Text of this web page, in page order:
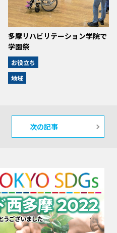
多摩リハビリテーション学院で
学園祭
お役立ち
地域
次の記事